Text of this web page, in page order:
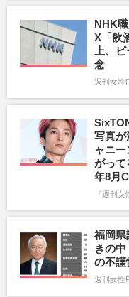
NHK
X「飲
上、
念
週刊女性
写真が
ャニ
がって
年8月
『週刊
福岡県
きの
の不謹
週刊女性